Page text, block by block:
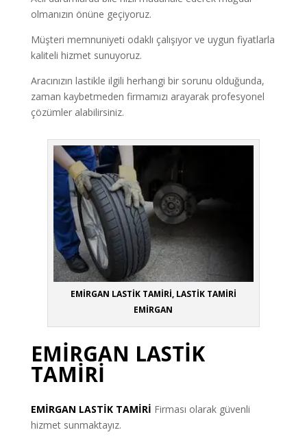
olmanızın önüne geçiyoruz.
Müşteri memnuniyeti odaklı çalışıyor ve uygun fiyatlarla
kaliteli hizmet sunuyoruz.
Aracınızın lastikle ilgili herhangi bir sorunu olduğunda,
zaman kaybetmeden firmamızı arayarak profesyonel
çözümler alabilirsiniz.
EMİRGAN LASTİK TAMİRİ, LASTİK TAMİRİ
EMİRGAN
EMİRGAN LASTİK
TAMİRİ
EMİRGAN LASTİK TAMİRİ Firması olarak güvenli
hizmet sunmaktayız.